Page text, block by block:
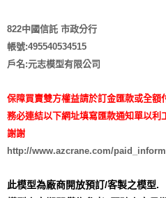
822中國信託 市政分行
帳號:495540534515
戶名:元志模型有限公司
保障買賣雙方權益請於訂金匯款或全額
務必連結以下網址填寫匯款通知單以利
謝謝
http://www.azcrane.com/
此模型為廠商開放預訂/客製之模型.